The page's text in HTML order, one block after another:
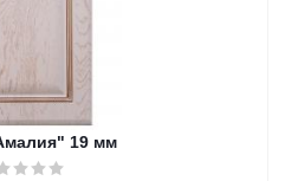
"Амалия" 19 мм